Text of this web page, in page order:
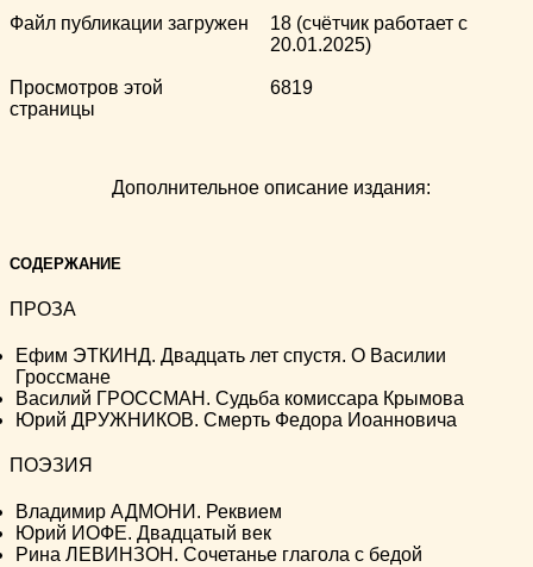
Файл публикации загружен
18 (счётчик работает с
20.01.2025)
Просмотров этой
страницы
6819
Дополнительное описание издания:
СОДЕРЖАНИЕ
ПРОЗА
Ефим ЭТКИНД. Двадцать лет спустя. О Василии
Гроссмане
Василий ГРОССМАН. Судьба комиссара Крымова
Юрий ДРУЖНИКОВ. Смерть Федора Иоанновича
ПОЭЗИЯ
Владимир АДМОНИ. Реквием
Юрий ИОФЕ. Двадцатый век
Рина ЛЕВИНЗОН. Сочетанье глагола с бедой